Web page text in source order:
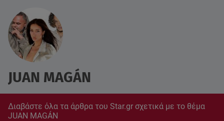
JUAN MAGÁN
Διαβάστε όλα τα άρθρα του Star.gr σχετικά με το θέμα
JUAN MAGÁN